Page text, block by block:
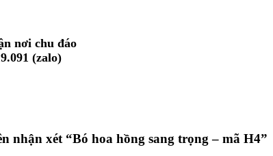
nơi chu đáo
(zalo)
nhận xét “Bó hoa hồng sang trọng – mã H4”